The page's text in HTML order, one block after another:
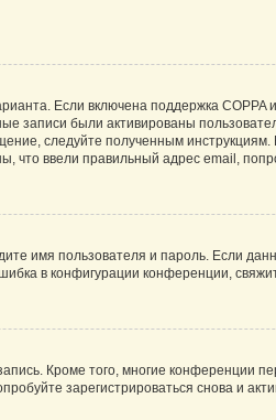
Если включена поддержка COPPA
записи были активированы
следуйте полученным
ввели правильный адрес email,
имя пользователя и пароль. Если
в конфигурации конференции,
Кроме того, многие конференции
зарегистрироваться снова и